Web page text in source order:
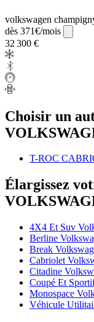
volkswagen
dès 371€/mois
32 300 €
Choisir un
T-ROC
Élargissez
4X4 Et Suv
Berline
Break
Cabriolet
Citadine
Coupé Et
Monospace
Véhicule